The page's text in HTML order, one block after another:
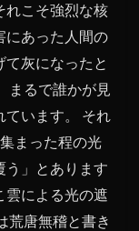
れこそ強烈な核
にあった人間の
て灰になったと
まるで誰かが見
ています。 それ
まった程の光
う」とあります
雲による光の遮
荒唐無稽と書き